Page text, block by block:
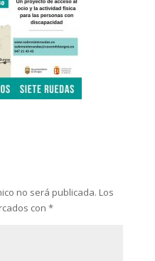
no será publicada. Los
con *